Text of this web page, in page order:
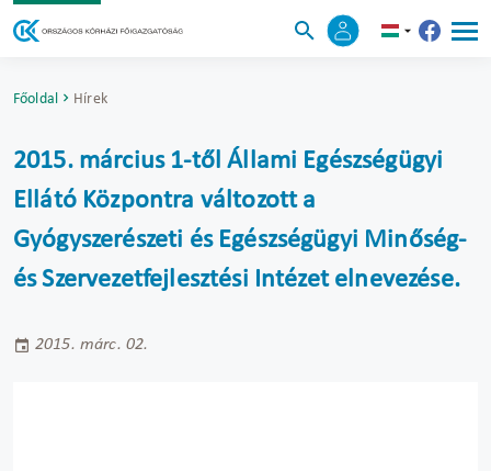
Főoldal Hírek
2015. március 1-től Állami Egészségügyi
Ellátó Központra változott a
Gyógyszerészeti és Egészségügyi Minőség-
és Szervezetfejlesztési Intézet elnevezése.
2015. márc. 02.